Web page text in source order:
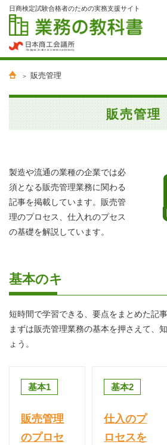
日商検定試験合格者のための実務支援サイト
販売管理
販売管理
製造や流通の業種の企業では必
須となる販売管理業務に関わる
記事を掲載しています。販売管
理のプロセス、仕入れのプセス
の基礎を解説しています。
基本のキ
短時間で学習できる、要点をまとめた記事
まずは販売管理業務の基本を押さえて、
ょう。
基本1
販売管理
のプロセ
基本2
仕入のプ
ロセスを